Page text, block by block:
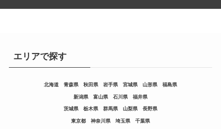
エリアで探す
北海道 青森県 秋田県 岩手県 宮城県 山形県 福島県
新潟県 富山県 石川県 福井県
茨城県 栃木県 群馬県 山梨県 長野県
東京都 神奈川県 埼玉県 千葉県